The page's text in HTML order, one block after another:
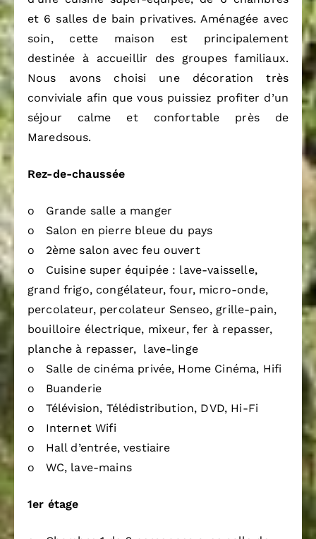
et 6 salles de bain privatives. Aménagée avec
soin, cette maison est principalement
destinée à accueillir des groupes familiaux.
Nous avons choisi une décoration très
conviviale afin que vous puissiez profiter d’un
séjour calme et confortable près de
Maredsous.
Rez-de-chaussée
o Grande salle a manger
o Salon en pierre bleue du pays
o 2ème salon avec feu ouvert
o Cuisine super équipée : lave-vaisselle,
grand frigo, congélateur, four, micro-onde,
percolateur, percolateur Senseo, grille-pain,
bouilloire électrique, mixeur, fer à repasser,
planche à repasser, lave-linge
o Salle de cinéma privée, Home Cinéma, Hifi
o Buanderie
o Télévision, Télédistribution, DVD, Hi-Fi
o Internet Wifi
o Hall d’entrée, vestiaire
o WC, lave-mains
1er étage